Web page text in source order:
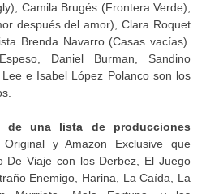
Camila Brugés (Frontera Verde),
después del amor), Clara Roquet
Brenda Navarro (Casas vacías).
Daniel Burman, Sandino
e Isabel López Polanco son los
de una lista de producciones
Original y Amazon Exclusive que
De Viaje con los Derbez, El Juego
Enemigo, Harina, La Caída, La